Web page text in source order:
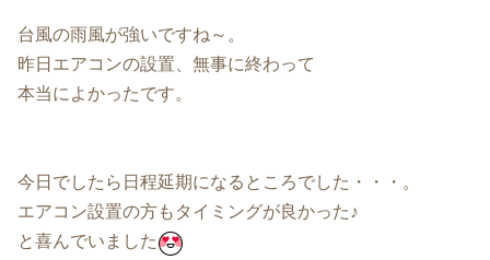
台風の雨風が強いですね～。
昨日エアコンの設置、無事に終わって
本当によかったです。
今日でしたら日程延期になるところでした・・・。
エアコン設置の方もタイミングが良かった♪
と喜んでいました